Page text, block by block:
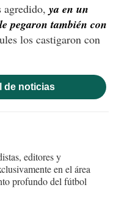
agredido, ya en un
pegaron también con
los castigaron con
de noticias
editores y
en el área
profundo del fútbol